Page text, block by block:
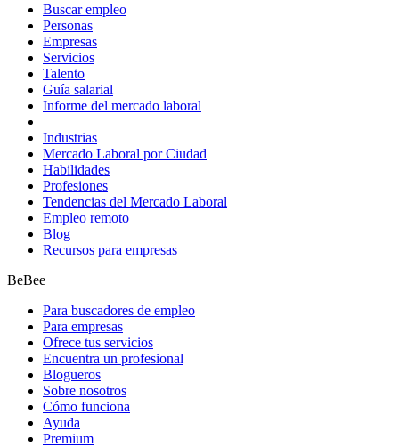
Buscar empleo
Personas
Empresas
Servicios
Talento
Guía salarial
Informe del mercado laboral
Industrias
Mercado Laboral por Ciudad
Habilidades
Profesiones
Tendencias del Mercado Laboral
Empleo remoto
Blog
Recursos para empresas
BeBee
Para buscadores de empleo
Para empresas
Ofrece tus servicios
Encuentra un profesional
Blogueros
Sobre nosotros
Cómo funciona
Ayuda
Premium